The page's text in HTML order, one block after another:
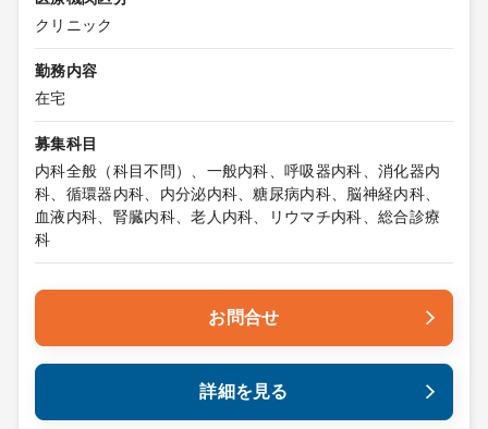
クリニック
勤務内容
在宅
募集科目
内科全般（科目不問）、一般内科、呼吸器内科、消化器内
科、循環器内科、内分泌内科、糖尿病内科、脳神経内科、
血液内科、腎臓内科、老人内科、リウマチ内科、総合診療
科
お問合せ
詳細を見る